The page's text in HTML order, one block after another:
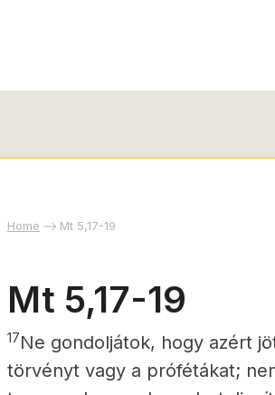
Home Mt 5,17-19
Mt 5,17-19
17Ne gondoljátok, hogy azért
törvényt vagy a prófétákat;